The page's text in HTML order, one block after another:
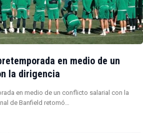
en medio de un
la dirigencia
en medio de un conflicto salarial con la
de Banfield retomó…